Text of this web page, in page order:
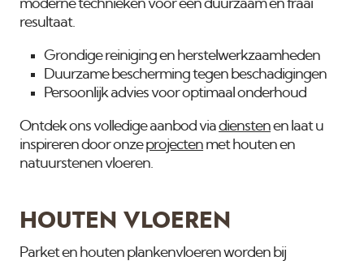
moderne technieken voor een duurzaam en fraai
resultaat.
Grondige reiniging en herstelwerkzaamheden
Duurzame bescherming tegen beschadigingen
Persoonlijk advies voor optimaal onderhoud
Ontdek ons volledige aanbod viadienstenen laat u
inspireren door onzeprojecten met houten en
natuurstenen vloeren.
HOUTEN VLOEREN
Parket en houten plankenvloeren worden bij